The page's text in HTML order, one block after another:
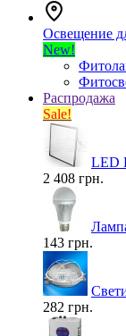
Освещение
New!
Распродажа
Sale!
LED
2 408 грн.
143 грн.
282 грн.